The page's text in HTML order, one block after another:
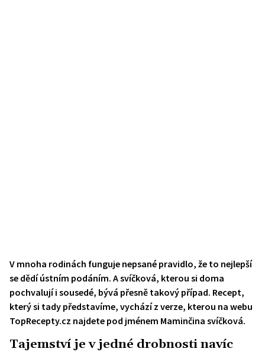
V mnoha rodinách funguje nepsané pravidlo, že to nejlepší
se dědí ústním podáním. A svíčková, kterou si doma
pochvalují i sousedé, bývá přesně takový případ. Recept,
který si tady představíme, vychází z verze, kterou na webu
TopRecepty.cz najdete pod jménem Maminčina svíčková.
Tajemství je v jedné drobnosti navíc